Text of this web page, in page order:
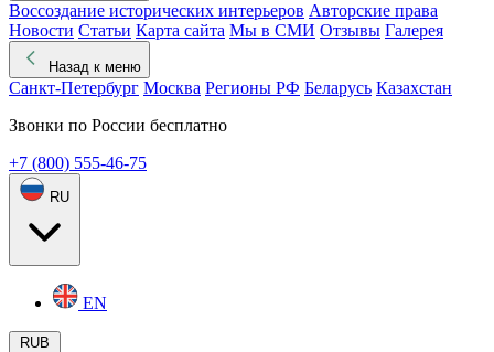
Воссоздание исторических интерьеров Авторские права
Новости Статьи Карта сайта Мы в СМИ Отзывы Галерея
Назад к меню
Санкт-Петербург Москва Регионы РФ Беларусь Казахстан
Звонки по России бесплатно
+7 (800) 555-46-75
RU
EN
RUB